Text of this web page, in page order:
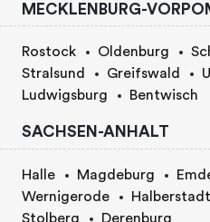
MECKLENBURG-
Rostock Oldenburg
Stralsund
Greifswald
Ludwigsburg
Bentwisch
SACHSEN-ANHALT
Halle Magdeburg
Wernigerode
Halberstadt
Stolberg
Derenburg